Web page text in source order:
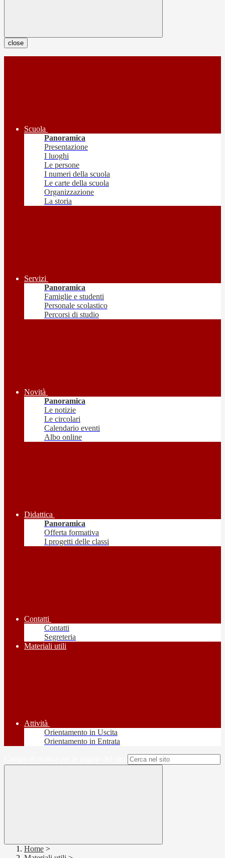
close
Scuola
Panoramica
Presentazione
I luoghi
Le persone
I numeri della scuola
Le carte della scuola
Organizzazione
La storia
Servizi
Panoramica
Famiglie e studenti
Personale scolastico
Percorsi di studio
Novità
Panoramica
Le notizie
Le circolari
Calendario eventi
Albo online
Didattica
Panoramica
Offerta formativa
I progetti delle classi
Contatti
Contatti
Segreteria
Materiali utili
Attività
Orientamento in Uscita
Orientamento in Entrata
Home >